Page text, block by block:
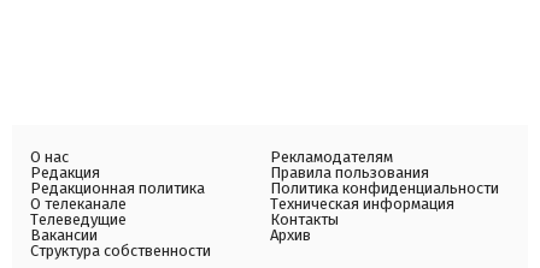
О нас
Редакция
Редакционная политика
О телеканале
Телеведущие
Вакансии
Структура собственности
Рекламодателям
Правила пользования
Политика конфиденциальности
Техническая информация
Контакты
Архив